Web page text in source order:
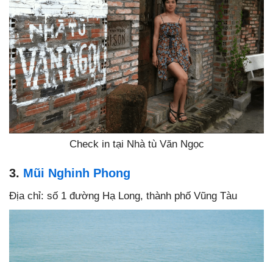
Check in tại Nhà tù Văn Ngọc
3. Mũi Nghinh Phong
Địa chỉ: số 1 đường Hạ Long, thành phố Vũng Tàu